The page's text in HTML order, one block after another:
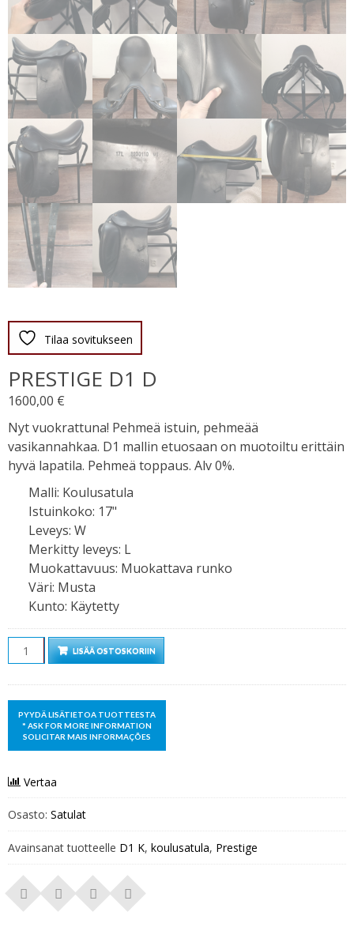
Tilaa sovitukseen
PRESTIGE D1 D
1600,00 €
Nyt vuokrattuna! Pehmeä istuin, pehmeää
vasikannahkaa. D1 mallin etuosaan on muotoiltu erittäin
hyvä lapatila. Pehmeä toppaus. Alv 0%.
Malli: Koulusatula
Istuinkoko: 17"
Leveys: W
Merkitty leveys: L
Muokattavuus: Muokattava runko
Väri: Musta
Kunto: Käytetty
Määrä LISÄÄ OSTOSKORIIN
Vertaa
Osasto: Satulat
Avainsanat tuotteelle D1 K, koulusatula, Prestige